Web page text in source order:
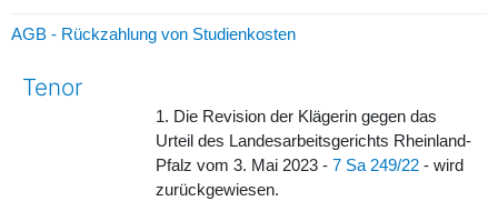
AGB - Rückzahlung von Studienkosten
Tenor
1. Die Revision der Klägerin gegen das
Urteil des Landesarbeitsgerichts Rheinland-
Pfalz vom 3. Mai 2023 - 7 Sa 249/22 - wird
zurückgewiesen.